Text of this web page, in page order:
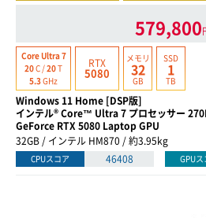
579,800
Core Ultra 7
20C /20T
5.3GHz
RTX
5080
メモリ
32
GB
SSD
1
TB
Windows 11 Home [DSP版]
インテル® Core™ Ultra 7 プロセッサー
GeForce RTX 5080 Laptop GPU
32GB / インテル HM870 / 約3.95kg
CPUスコア 46408 GPU